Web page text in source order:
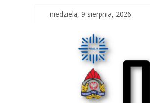
Skipniedziela, 9 sierpnia, 2026